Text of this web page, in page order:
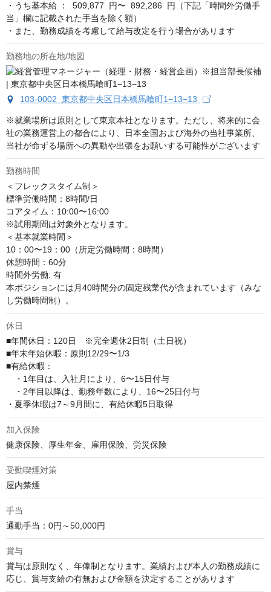
・うち基本給 ：  509,877  円〜  892,286  円（下記「時間外労働手
当」欄に記載された手当を除く額）
・また、勤務成績を考慮して給与改定を行う場合があります
勤務地の所在地/地図
103-0002 東京都中央区日本橋馬喰町1−13−13
※就業場所は原則として東京本社となります。ただし、将来的に会
社の業務運営上の都合により、日本全国および海外の当社事業所、
当社が命ずる場所への異動や出張をお願いする可能性がございます
勤務時間
＜フレックスタイム制＞
標準労働時間：8時間/日
コアタイム：10:00〜16:00
※試用期間は対象外となります。
＜基本就業時間＞
10：00〜19：00（所定労働時間：8時間）
休憩時間：60分
時間外労働: 有
本ポジションには月40時間分の固定残業代が含まれています（みな
し労働時間制）。
休日
■年間休日：120日　※完全週休2日制（土日祝）
■年末年始休暇：原則12/29〜1/3
■有給休暇：
・1年目は、入社月により、6〜15日付与
・2年目以降は、勤務年数により、16〜25日付与
・夏季休暇は7～9月間に、有給休暇5日取得
加入保険
健康保険、厚生年金、雇用保険、労災保険
受動喫煙対策
屋内禁煙
手当
通勤手当：0円～50,000円
賞与
賞与は原則なく、年俸制となります。業績および本人の勤務成績に
応じ、賞与支給の有無および金額を決定することがあります